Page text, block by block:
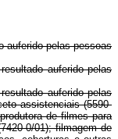
auferido pelas pessoas
auferido pelas
auferido pelas
assistenciais (5590-
de filmes para
0/01); filmagem de